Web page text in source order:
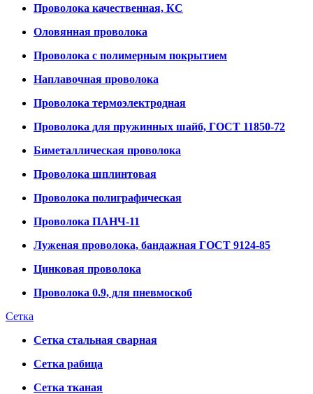
Проволока качественная, КС
Оловянная проволока
Проволока с полимерным покрытием
Наплавочная проволока
Проволока термоэлектродная
Проволока для пружинных шайб, ГОСТ 11850-72
Биметаллическая проволока
Проволока шплинтовая
Проволока полиграфическая
Проволока ПАНЧ-11
Луженая проволока, бандажная ГОСТ 9124-85
Цинковая проволока
Проволока 0.9, для пневмоскоб
Сетка
Сетка стальная сварная
Сетка рабица
Сетка тканая